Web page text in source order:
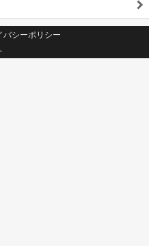
バシーポリシー